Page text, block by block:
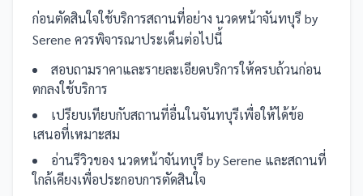
ก่อนตัดสินใจใช้บริการสถานที่อย่าง นวดหน้าจันทบุรี by
Serene ควรพิจารณาประเด็นต่อไปนี้
สอบถามราคาและรายละเอียดบริการให้ครบถ้วนก่อน
ตกลงใช้บริการ
เปรียบเทียบกับสถานที่อื่นในจันทบุรีเพื่อให้ได้ข้อ
เสนอที่เหมาะสม
อ่านรีวิวของ นวดหน้าจันทบุรี by Serene และสถานที่
ใกล้เคียงเพื่อประกอบการตัดสินใจ